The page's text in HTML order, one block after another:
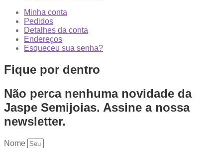
Minha conta
Pedidos
Detalhes da conta
Endereços
Esqueceu sua senha?
Fique por dentro
Não perca nenhuma novidade da
Jaspe Semijoias. Assine a nossa
newsletter.
Nome